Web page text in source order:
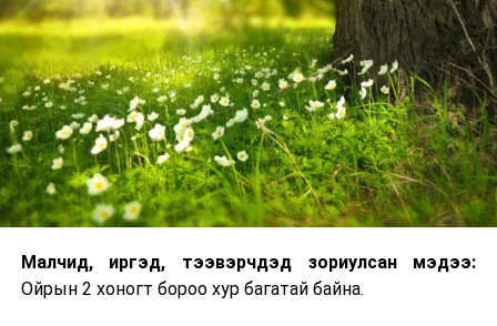
Малчид, иргэд, тээвэрчдэд зориулсан мэдээ:
Ойрын 2 хоногт бороо хур багатай байна.